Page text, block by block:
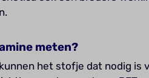
meten?
het stofje dat nodig is